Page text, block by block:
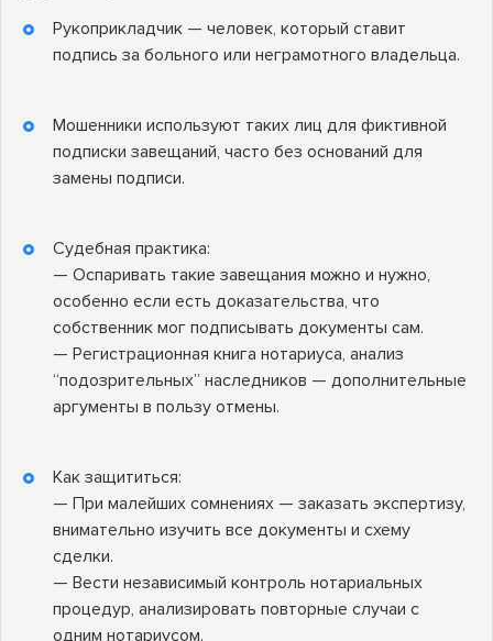
Рукоприкладчик — человек, который ставит
подпись за больного или неграмотного владельца.
Мошенники используют таких лиц для фиктивной
подписки завещаний, часто без оснований для
замены подписи.
Судебная практика:
— Оспаривать такие завещания можно и нужно,
особенно если есть доказательства, что
собственник мог подписывать документы сам.
— Регистрационная книга нотариуса, анализ
“подозрительных” наследников — дополнительные
аргументы в пользу отмены.
Как защититься:
— При малейших сомнениях — заказать экспертизу,
внимательно изучить все документы и схему
сделки.
— Вести независимый контроль нотариальных
процедур, анализировать повторные случаи с
одним нотариусом.